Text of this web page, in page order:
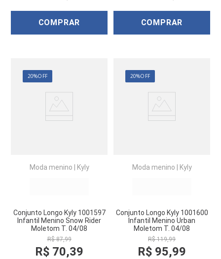
COMPRAR COMPRAR
Moda menino Kyly
Conjunto Longo Kyly 1001597
Infantil Menino Snow Rider
Moletom T. 04/08
20%OFF
R$ 87,99
R$ 70,39
Moda menino Kyly
Conjunto Longo Kyly 1001600
Infantil Menino Urban
Moletom T. 04/08
20%OFF
R$ 119,99
R$ 95,99